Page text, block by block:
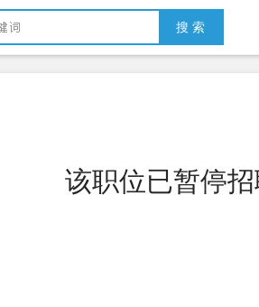
搜 索
该职位已暂停